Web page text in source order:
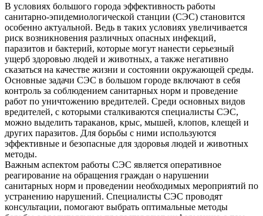
В условиях большого города эффективность работы
санитарно-эпидемиологической станции (СЭС) становится
особенно актуальной. Ведь в таких условиях увеличивается
риск возникновения различных опасных инфекций,
паразитов и бактерий, которые могут нанести серьезный
ущерб здоровью людей и животных, а также негативно
сказаться на качестве жизни и состоянии окружающей среды.
Основные задачи СЭС в большом городе включают в себя
контроль за соблюдением санитарных норм и проведение
работ по уничтожению вредителей. Среди основных видов
вредителей, с которыми сталкиваются специалисты СЭС,
можно выделить тараканов, крыс, мышей, клопов, клещей и
других паразитов. Для борьбы с ними используются
эффективные и безопасные для здоровья людей и животных
методы.
Важным аспектом работы СЭС является оперативное
реагирование на обращения граждан о нарушении
санитарных норм и проведении необходимых мероприятий по
устранению нарушений. Специалисты СЭС проводят
консультации, помогают выбрать оптимальные методы